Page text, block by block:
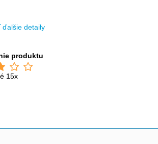
ďalšie detaily
produktu
15x